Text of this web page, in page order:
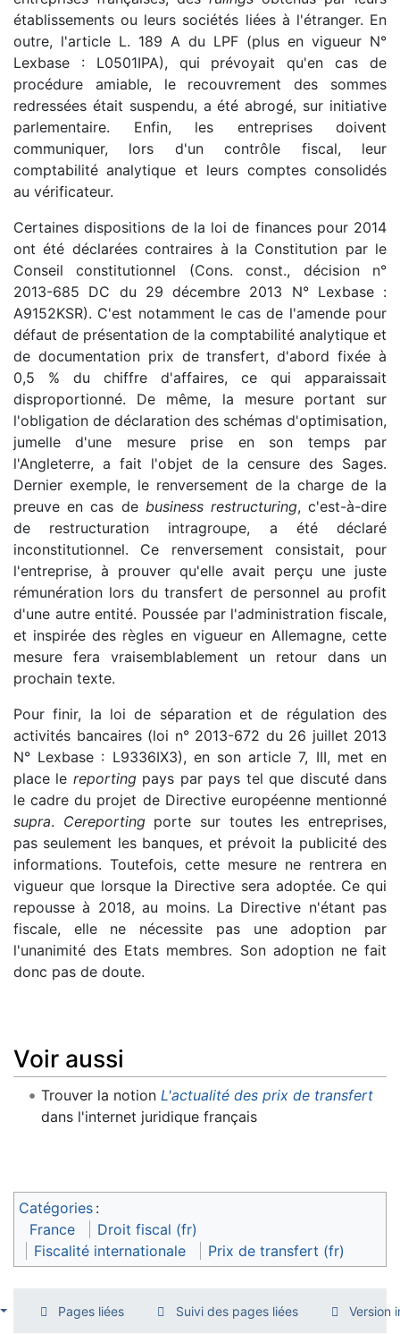
établissements ou leurs sociétés liées à l'étranger. En
outre, l'article L. 189 A du LPF (plus en vigueur N°
Lexbase : L0501IPA), qui prévoyait qu'en cas de
procédure amiable, le recouvrement des sommes
redressées était suspendu, a été abrogé, sur initiative
parlementaire. Enfin, les entreprises doivent
communiquer, lors d'un contrôle fiscal, leur
comptabilité analytique et leurs comptes consolidés
au vérificateur.
Certaines dispositions de la loi de finances pour 2014
ont été déclarées contraires à la Constitution par le
Conseil constitutionnel (Cons. const., décision n°
2013-685 DC du 29 décembre 2013 N° Lexbase :
A9152KSR). C'est notamment le cas de l'amende pour
défaut de présentation de la comptabilité analytique et
de documentation prix de transfert, d'abord fixée à
0,5 % du chiffre d'affaires, ce qui apparaissait
disproportionné. De même, la mesure portant sur
l'obligation de déclaration des schémas d'optimisation,
jumelle d'une mesure prise en son temps par
l'Angleterre, a fait l'objet de la censure des Sages.
Dernier exemple, le renversement de la charge de la
preuve en cas de business restructuring, c'est-à-dire
de restructuration intragroupe, a été déclaré
inconstitutionnel. Ce renversement consistait, pour
l'entreprise, à prouver qu'elle avait perçu une juste
rémunération lors du transfert de personnel au profit
d'une autre entité. Poussée par l'administration fiscale,
et inspirée des règles en vigueur en Allemagne, cette
mesure fera vraisemblablement un retour dans un
prochain texte.
Pour finir, la loi de séparation et de régulation des
activités bancaires (loi n° 2013-672 du 26 juillet 2013
N° Lexbase : L9336IX3), en son article 7, III, met en
place le reportingpays par pays tel que discuté dans
le cadre du projet de Directive européenne mentionné
supra. Cereportingporte sur toutes les entreprises,
pas seulement les banques, et prévoit la publicité des
informations. Toutefois, cette mesure ne rentrera en
vigueur que lorsque la Directive sera adoptée. Ce qui
repousse à 2018, au moins. La Directive n'étant pas
fiscale, elle ne nécessite pas une adoption par
l'unanimité des Etats membres. Son adoption ne fait
donc pas de doute.
Voir aussi
Trouver la notion L'actualité des prix de transfert
dans l'internet juridique français
Catégories :
France
Droit fiscal (fr)
Fiscalité internationale
Prix de transfert (fr)
Pages liées Suivi des pages liées Version